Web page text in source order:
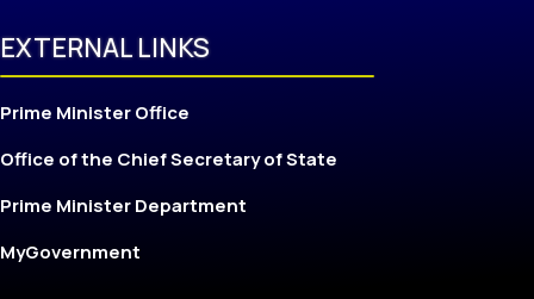
EXTERNAL LINKS
Prime Minister Office
Office of the Chief Secretary of State
Prime Minister Department
MyGovernment